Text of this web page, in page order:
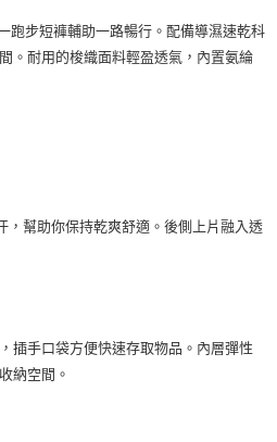
跑步短褲輔助一路暢行。配備導濕速乾科
。耐用的梭織面料輕盈透氣，內置氨綸
，幫助你保持乾爽舒適。後側上片融入透
插手口袋方便快速存取物品。內層彈性
納空間。